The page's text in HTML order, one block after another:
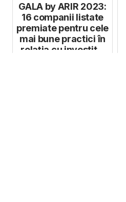
GALA by ARIR 2023:
16 companii listate
premiate pentru cele
mai bune practici în
relația cu investit...